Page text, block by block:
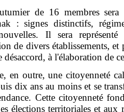
de 16 membres
: signes distinctifs,
Il sera
de divers établissements,
désaccord, à l'élaboration de
en outre, une citoyenneté
dix ans au moins et se
Cette citoyenneté
élections territoriales et